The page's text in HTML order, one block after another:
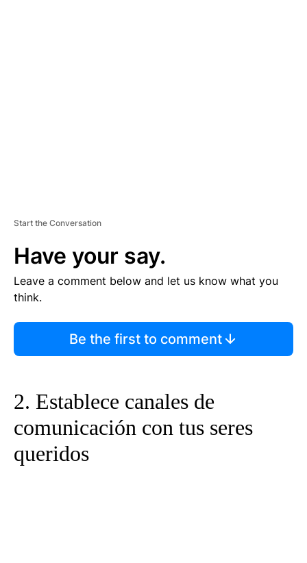
Start the Conversation
Have your say.
Leave a comment below and let us know what you
think.
Be the first to comment
2. Establece canales de
comunicación con tus seres
queridos